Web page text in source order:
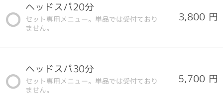
ヘッドスパ20分
セット専用メニュー。単品では受付ており
ません。
3,800 円
ヘッドスパ30分
セット専用メニュー。単品では受付ており
ません。
5,700 円